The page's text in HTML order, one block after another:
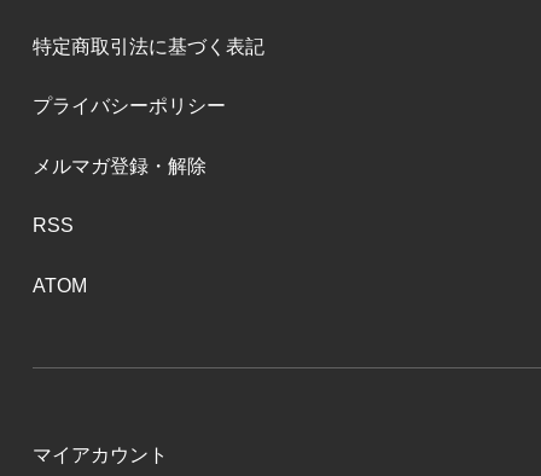
特定商取引法に基づく表記
プライバシーポリシー
メルマガ登録・解除
RSS
ATOM
マイアカウント